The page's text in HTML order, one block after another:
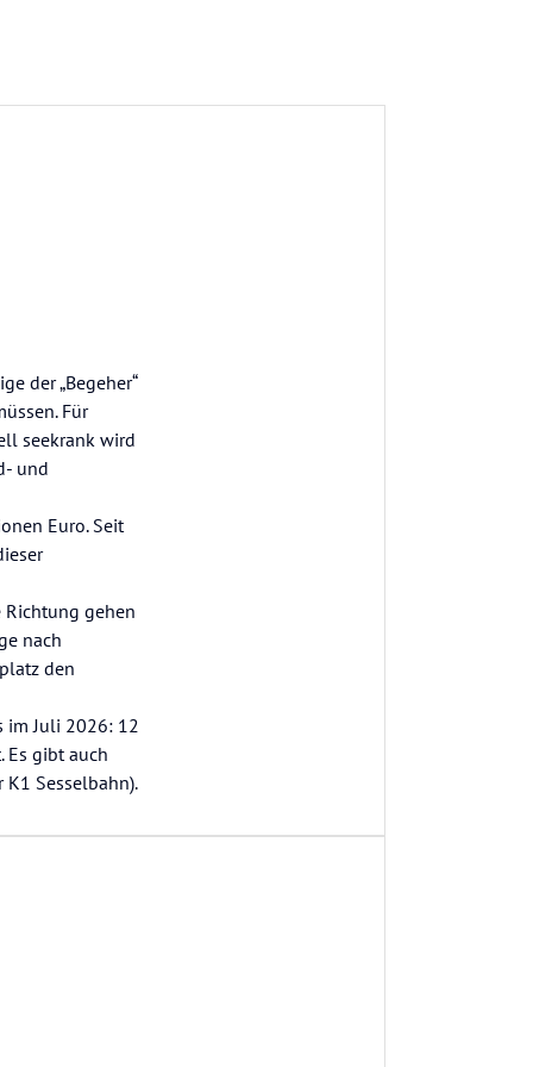
der „Begeher“
Für
seekrank wird
und
Euro. Seit
Richtung gehen
nach
den
im Juli 2026: 12
Es gibt auch
Sesselbahn).